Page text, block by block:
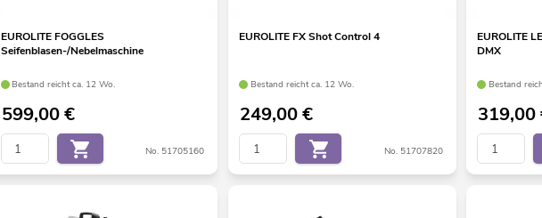
EUROLITE FOGGLES
Seifenblasen-/Nebelmaschine
Bestand reicht ca. 12 Wo.
599,00€
No. 51705160
EUROLITE FX Shot Control 4
Bestand reicht ca. 12 Wo.
249,00€
No. 51707820
EUROLITE
DMX
Bestand
319,00